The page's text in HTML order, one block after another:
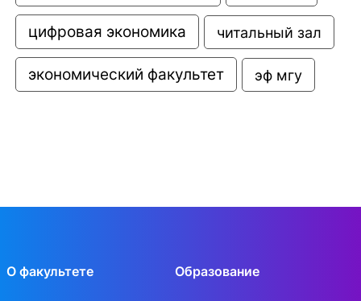
цифровая экономика читальный зал
экономический факультет эф мгу
О факультете Образование